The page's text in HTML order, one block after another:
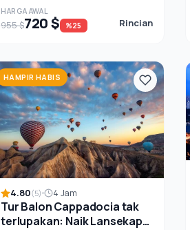
HARGA AWAL
955 $720 $ %25 Rincian
HAMPIR HABIS
4.80(5) 4 Jam
Tur Balon Cappadocia tak
terlupakan: Naik Lansekap